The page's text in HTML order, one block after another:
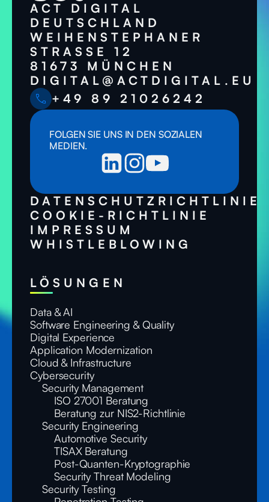
ACT DIGITAL
DEUTSCHLAND
WEIHENSTEPHANER
STRASSE 12
81673 MÜNCHEN
DIGITAL@ACTDIGITAL.EU
+49 89 21026242
FOLGEN SIE UNS IN DEN SOZIALEN
MEDIEN.
DATENSCHUTZRICHTLINIE
COOKIE-RICHTLINIE
IMPRESSUM
WHISTLEBLOWING
LÖSUNGEN
Data & AI
Software Engineering & Quality
Digital Experience
Application Modernization
Cloud & Infrastructure
Cybersecurity
Security Management
ISO 27001 Beratung
Beratung zur NIS2-Richtlinie
Security Engineering
Automotive Security
TISAX Beratung
Post-Quanten-Kryptographie
Security Threat Modeling
Security Testing